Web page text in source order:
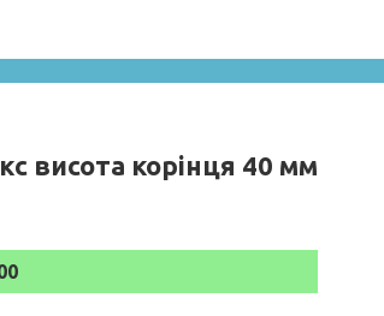
висота корінця 40 мм
0